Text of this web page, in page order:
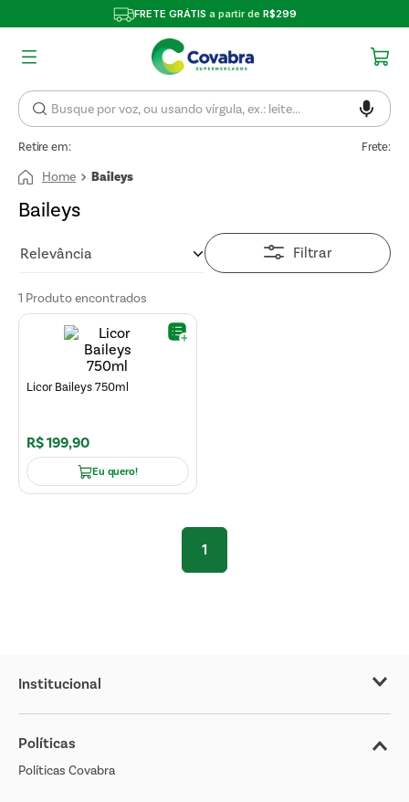
FRETE GRÁTIS a partir de R$299
Retire em: Frete:
Baileys
Baileys
Relevância Filtrar
1 Produto
Licor Baileys 750ml
R$199,90
Eu quero!
1
Institucional
Sobre o Covabra
Nossas Lojas
Cliente Bem Estar
Políticas
Políticas Covabra